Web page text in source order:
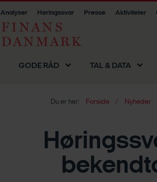
Analyser Høringssvar Presse Aktiviteter
GODE RÅD TAL & DATA
Du er her: Forside Nyheder